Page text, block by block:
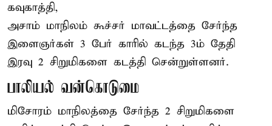
கவுகாத்தி,
அசாம் மாநிலம் கூச்சர் மாவட்டத்தை சேர்ந்த
இளைஞர்கள் 3 பேர் காரில் கடந்த 3ம் தேதி
இரவு 2 சிறுமிகளை கடத்தி சென்றுள்ளனர்.
பாலியல் வன்கொடுமை
மிசோரம் மாநிலத்தை சேர்ந்த 2 சிறுமிகளை